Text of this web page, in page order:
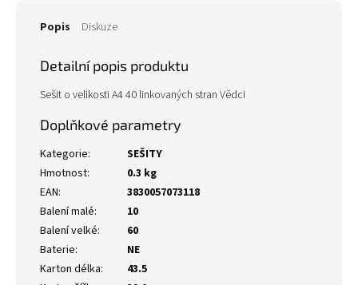
Popis Diskuze
Detailní popis produktu
Sešit o velikosti A4 40 linkovaných stran Vědci
Doplňkové parametry
Kategorie:
SEŠITY
Hmotnost:
0.3 kg
EAN:
3830057073118
Balení malé:
10
Balení velké:
60
Baterie:
NE
Karton délka:
43.5